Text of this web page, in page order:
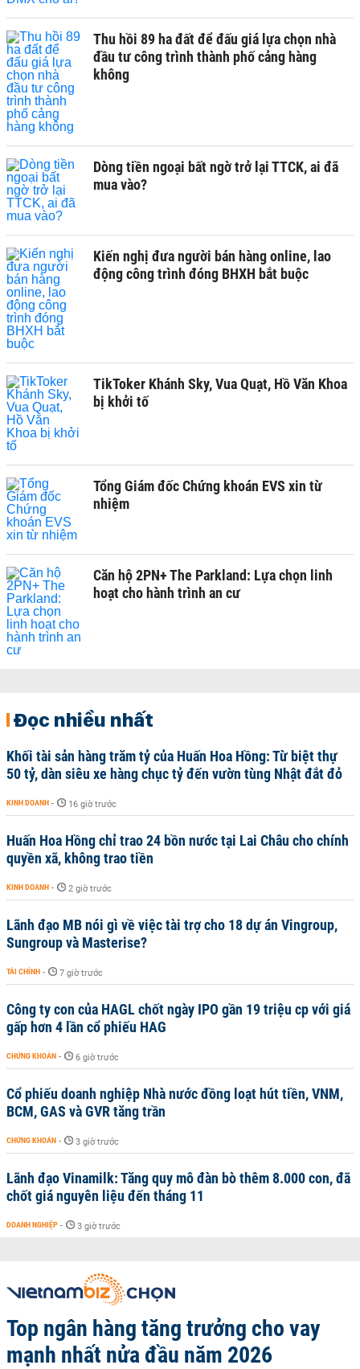
Thu hồi 89 ha đất để đấu giá lựa chọn nhà
đầu tư công trình thành phố cảng hàng
không
Dòng tiền ngoại bất ngờ trở lại TTCK, ai đã
mua vào?
Kiến nghị đưa người bán hàng online, lao
động công trình đóng BHXH bắt buộc
TikToker Khánh Sky, Vua Quạt, Hồ Văn Khoa
bị khởi tố
Tổng Giám đốc Chứng khoán EVS xin từ
nhiệm
Căn hộ 2PN+ The Parkland: Lựa chọn linh
hoạt cho hành trình an cư
Đọc nhiều nhất
Khối tài sản hàng trăm tỷ của Huấn Hoa Hồng: Từ biệt thự
50 tỷ, dàn siêu xe hàng chục tỷ đến vườn tùng Nhật đắt đỏ
KINH DOANH - 16 giờ trước
Huấn Hoa Hồng chỉ trao 24 bồn nước tại Lai Châu cho chính
quyền xã, không trao tiền
KINH DOANH - 2 giờ trước
Lãnh đạo MB nói gì về việc tài trợ cho 18 dự án Vingroup,
Sungroup và Masterise?
TÀI CHÍNH - 7 giờ trước
Công ty con của HAGL chốt ngày IPO gần 19 triệu cp với giá
gấp hơn 4 lần cổ phiếu HAG
CHỨNG KHOÁN - 6 giờ trước
Cổ phiếu doanh nghiệp Nhà nước đồng loạt hút tiền, VNM,
BCM, GAS và GVR tăng trần
CHỨNG KHOÁN - 3 giờ trước
Lãnh đạo Vinamilk: Tăng quy mô đàn bò thêm 8.000 con, đã
chốt giá nguyên liệu đến tháng 11
DOANH NGHIỆP - 3 giờ trước
Top ngân hàng tăng trưởng cho vay
mạnh nhất nửa đầu năm 2026